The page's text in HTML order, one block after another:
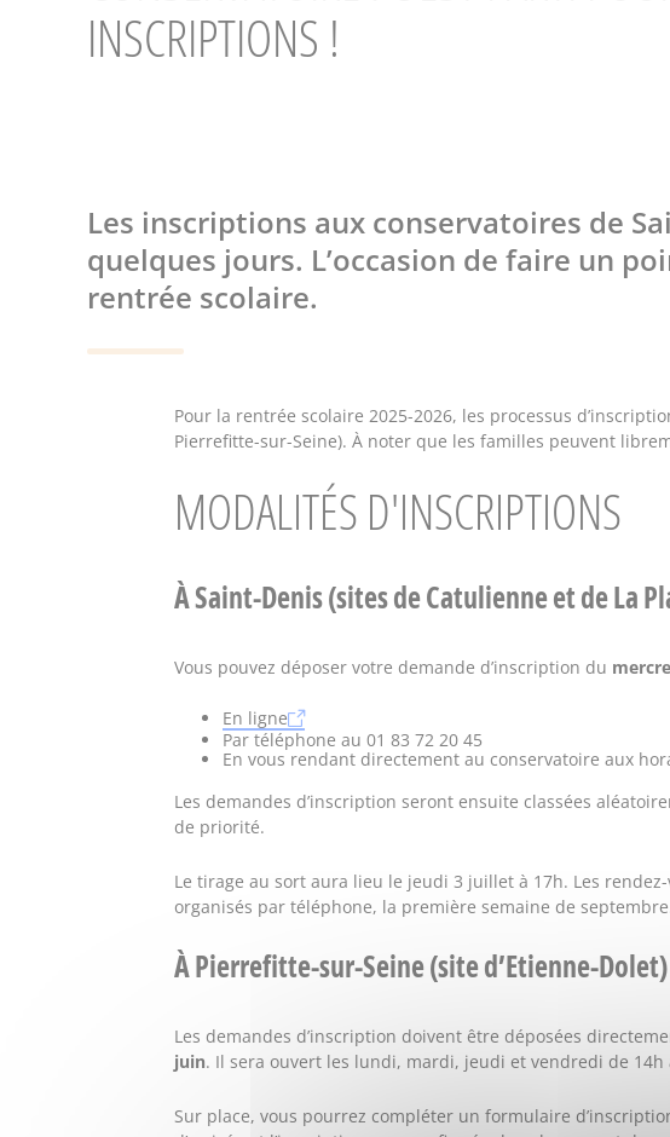
INSCRIPTIONS !
Les inscriptions aux conservatoires de
quelques jours. L’occasion de faire un
rentrée scolaire.
Pour la rentrée scolaire 2025-2026, les processus
Pierrefitte-sur-Seine). À noter que les familles peuvent
MODALITÉS D'INSCRIPTIONS
À Saint-Denis (sites de Catulienne et de La
Vous pouvez déposer votre demande d’inscription du
En ligne
Par téléphone au 01 83 72 20 45
En vous rendant directement au conservatoire aux
Les demandes d’inscription seront ensuite classées
de priorité.
Le tirage au sort aura lieu le jeudi 3 juillet à 17h. Les
organisés par téléphone, la première semaine de
À Pierrefitte-sur-Seine (site d’Etienne-Dolet)
Les demandes d’inscription doivent être déposées
juin. Il sera ouvert les lundi, mardi, jeudi et vendredi de
Sur place, vous pourrez compléter un formulaire